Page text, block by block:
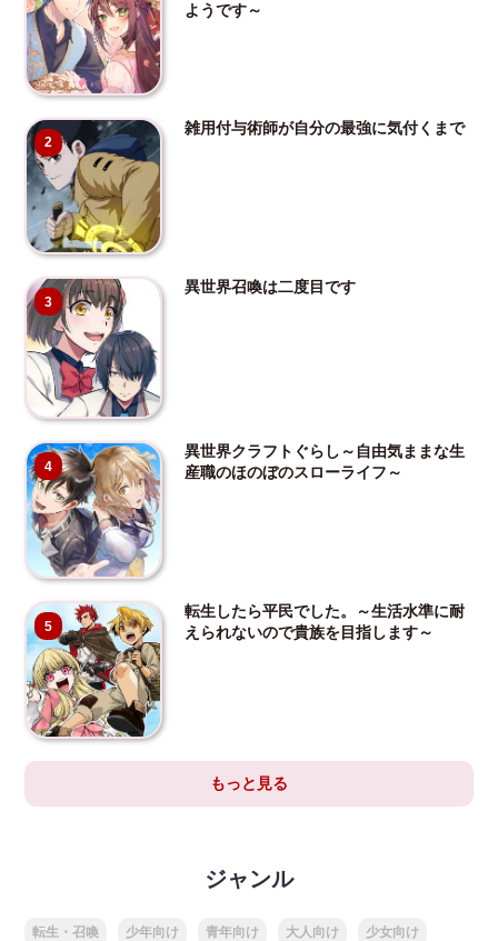
ようです～
2
雑用付与術師が自分の最強に気付くまで
3
異世界召喚は二度目です
4
異世界クラフトぐらし～自由気ままな生
産職のほのぼのスローライフ～
5
転生したら平民でした。～生活水準に耐
えられないので貴族を目指します～
もっと見る
ジャンル
転生・召喚 少年向け 青年向け 大人向け 少女向け